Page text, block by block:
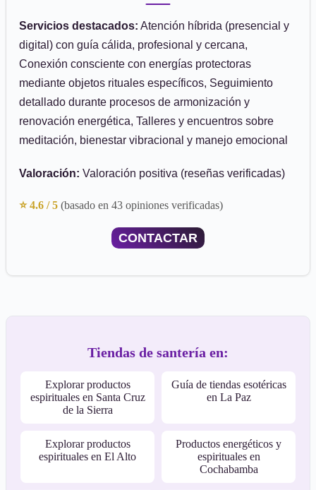
Servicios destacados: Atención híbrida (presencial y
digital) con guía cálida, profesional y cercana,
Conexión consciente con energías protectoras
mediante objetos rituales específicos, Seguimiento
detallado durante procesos de armonización y
renovación energética, Talleres y encuentros sobre
meditación, bienestar vibracional y manejo emocional
Valoración: Valoración positiva (reseñas verificadas)
⭐ 4.6 / 5 (basado en 43 opiniones verificadas)
CONTACTAR
Tiendas de santería en:
Explorar productos
espirituales en Santa Cruz
de la Sierra
Guía de tiendas esotéricas
en La Paz
Explorar productos
espirituales en El Alto
Productos energéticos y
espirituales en
Cochabamba